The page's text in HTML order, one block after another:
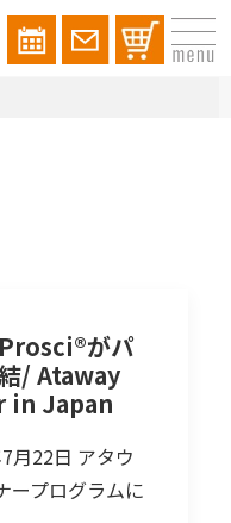
がパ
/ Ataway
in Japan
月22日 アタウ
ープログラムに